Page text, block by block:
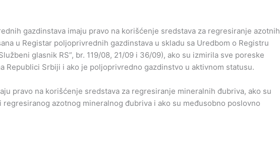
gazdinstava imaju pravo na korišćenje sredstava za regresiranje azotnih
u Registar poljoprivrednih gazdinstava u skladu sa Uredbom o Registru
glasnik RS”, br. 119/08, 21/09 i 36/09), ako su izmirila sve poreske
Republici Srbiji i ako je poljoprivredno gazdinstvo u aktivnom statusu.
pravo na korišćenje sredstava za regresiranje mineralnih đubriva, ako su
azotnog mineralnog đubriva i ako su međusobno poslovno